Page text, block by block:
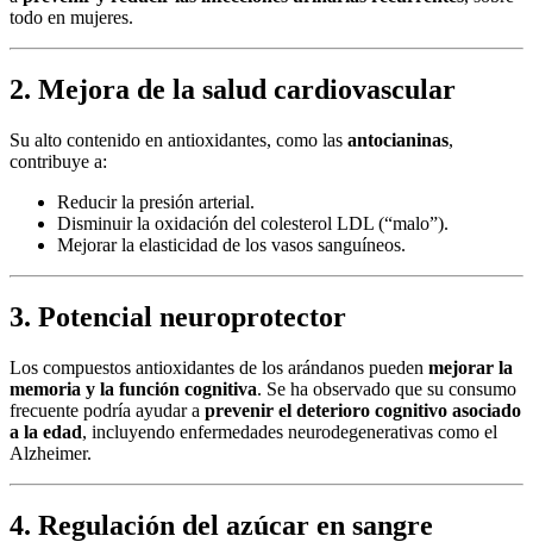
todo en mujeres.
2. Mejora de la salud cardiovascular
Su alto contenido en antioxidantes, como las antocianinas,
contribuye a:
Reducir la presión arterial.
Disminuir la oxidación del colesterol LDL (“malo”).
Mejorar la elasticidad de los vasos sanguíneos.
3. Potencial neuroprotector
Los compuestos antioxidantes de los arándanos pueden mejorar la
memoria y la función cognitiva. Se ha observado que su consumo
frecuente podría ayudar a prevenir el deterioro cognitivo asociado
a la edad, incluyendo enfermedades neurodegenerativas como el
Alzheimer.
4. Regulación del azúcar en sangre